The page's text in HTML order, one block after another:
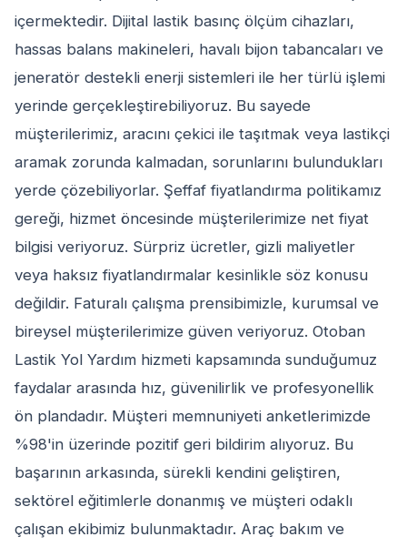
içermektedir. Dijital lastik basınç ölçüm cihazları,
hassas balans makineleri, havalı bijon tabancaları ve
jeneratör destekli enerji sistemleri ile her türlü işlemi
yerinde gerçekleştirebiliyoruz. Bu sayede
müşterilerimiz, aracını çekici ile taşıtmak veya lastikçi
aramak zorunda kalmadan, sorunlarını bulundukları
yerde çözebiliyorlar. Şeffaf fiyatlandırma politikamız
gereği, hizmet öncesinde müşterilerimize net fiyat
bilgisi veriyoruz. Sürpriz ücretler, gizli maliyetler
veya haksız fiyatlandırmalar kesinlikle söz konusu
değildir. Faturalı çalışma prensibimizle, kurumsal ve
bireysel müşterilerimize güven veriyoruz. Otoban
Lastik Yol Yardım hizmeti kapsamında sunduğumuz
faydalar arasında hız, güvenilirlik ve profesyonellik
ön plandadır. Müşteri memnuniyeti anketlerimizde
%98'in üzerinde pozitif geri bildirim alıyoruz. Bu
başarının arkasında, sürekli kendini geliştiren,
sektörel eğitimlerle donanmış ve müşteri odaklı
çalışan ekibimiz bulunmaktadır. Araç bakım ve